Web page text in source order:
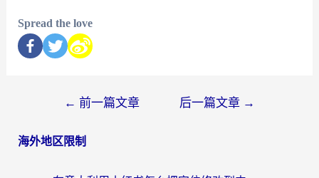
Spread the love
← 前一篇文章 后一篇文章 →
海外地区限制